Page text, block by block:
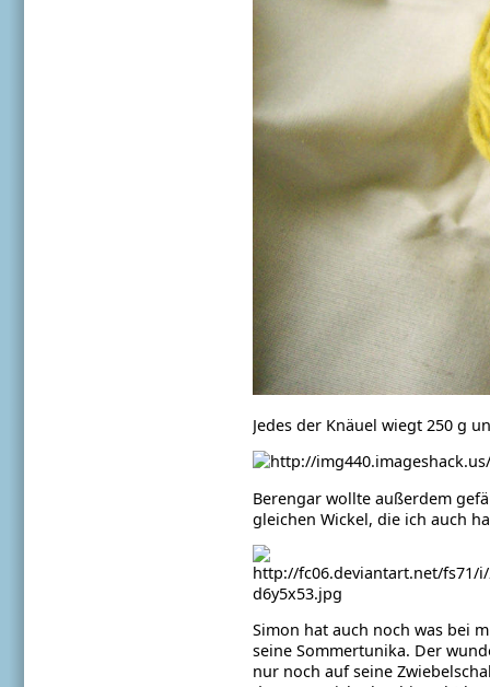
Jedes der Knäuel wiegt 250 g
Berengar wollte außerdem
gleichen Wickel, die ich auch
Simon hat auch noch was bei
seine Sommertunika. Der
nur noch auf seine